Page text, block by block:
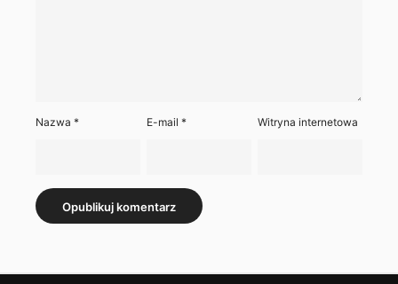
Nazwa * E-mail* Witryna internetowa